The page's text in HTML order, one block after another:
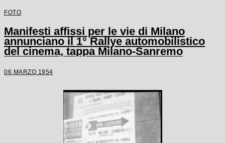
FOTO
Manifesti affissi per le vie di Milano
annunciano il 1° Rallye automobilistico
del cinema, tappa Milano-Sanremo
06 MARZO 1954